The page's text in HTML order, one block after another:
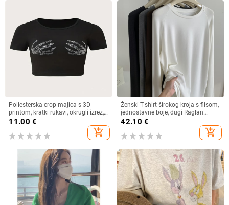
Poliesterska crop majica s 3D
printom, kratki rukavi, okrugli izrez,
ultra kratka duljina, street hipster
11.00 €
add_shopping_cart
Ženski T-shirt širokog kroja s flisom,
jednostavne boje, dugi Raglan
rukav, zimski osnovni sloj
42.10 €
add_shopping_cart